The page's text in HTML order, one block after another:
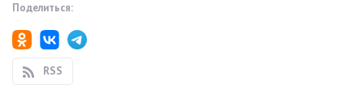
Поделиться:
RSS